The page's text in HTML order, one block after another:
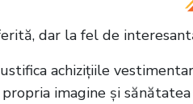
dar la fel de
achizițiile
imagine și sănătatea